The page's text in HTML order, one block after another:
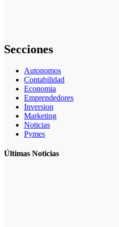
Secciones
Autonomos
Contabilidad
Economia
Emprendedores
Inversion
Marketing
Noticias
Pymes
Últimas Noticias